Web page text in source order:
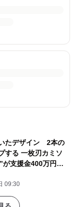
たデザイン 2本の
する 一枚刃カミソ
が支援金400万円を
09:30